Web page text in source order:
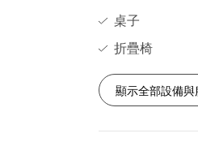
桌子
折疊椅
顯示全部設備與